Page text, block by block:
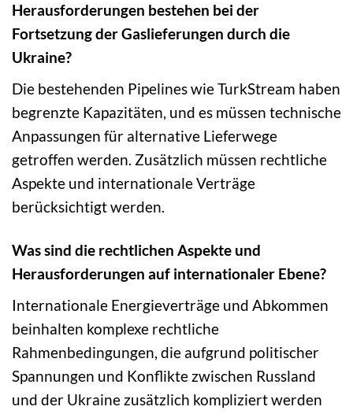
Herausforderungen bestehen bei der
Fortsetzung der Gaslieferungen durch die
Ukraine?
Die bestehenden Pipelines wie TurkStream haben
begrenzte Kapazitäten, und es müssen technische
Anpassungen für alternative Lieferwege
getroffen werden. Zusätzlich müssen rechtliche
Aspekte und internationale Verträge
berücksichtigt werden.
Was sind die rechtlichen Aspekte und
Herausforderungen auf internationaler Ebene?
Internationale Energieverträge und Abkommen
beinhalten komplexe rechtliche
Rahmenbedingungen, die aufgrund politischer
Spannungen und Konflikte zwischen Russland
und der Ukraine zusätzlich kompliziert werden